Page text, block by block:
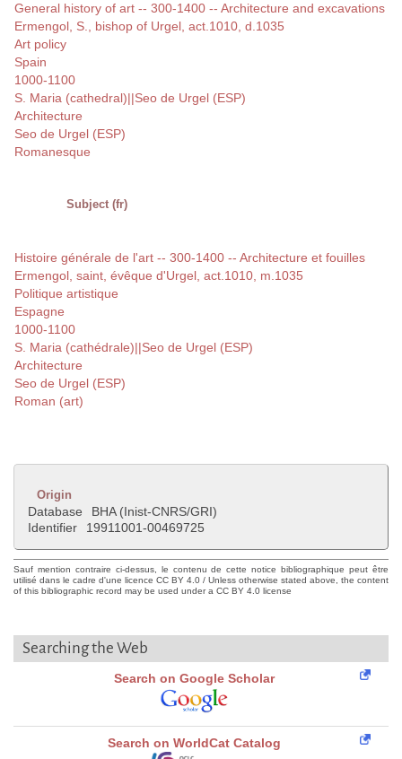
General history of art -- 300-1400 -- Architecture and excavations
Ermengol, S., bishop of Urgel, act.1010, d.1035
Art policy
Spain
1000-1100
S. Maria (cathedral)||Seo de Urgel (ESP)
Architecture
Seo de Urgel (ESP)
Romanesque
Subject (fr)
Histoire générale de l'art -- 300-1400 -- Architecture et fouilles
Ermengol, saint, évêque d'Urgel, act.1010, m.1035
Politique artistique
Espagne
1000-1100
S. Maria (cathédrale)||Seo de Urgel (ESP)
Architecture
Seo de Urgel (ESP)
Roman (art)
Origin
Database
BHA (Inist-CNRS/GRI)
Identifier
19911001-00469725
Sauf mention contraire ci-dessus, le contenu de cette notice bibliographique peut être
utilisé dans le cadre d'une licence CC BY 4.0 / Unless otherwise stated above, the content
of this bibliographic record may be used under a CC BY 4.0 license
Searching the Web
Search on Google Scholar
Search on WorldCat Catalog